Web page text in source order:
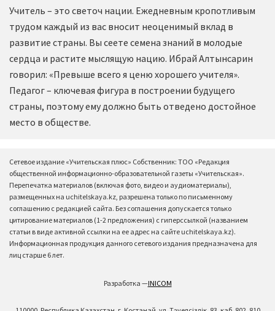
Учитель – это светоч нации. Ежедневным кропотливым
трудом каждый из вас вносит неоценимый вклад в
развитие страны. Вы сеете семена знаний в молодые
сердца и растите мыслящую нацию. Ибрай Алтынсарин
говорил: «Превыше всего я ценю хорошего учителя».
Педагог – ключевая фигура в построении будущего
страны, поэтому ему должно быть отведено достойное
место в обществе.
Сетевое издание «Учительская плюс» Собственник: ТОО «Редакция
общественной информационно-образовательной газеты «Учительская».
Перепечатка материалов (включая фото, видео и аудиоматериалы),
размещенных на uchitelskaya.kz, разрешена только по письменному
соглашению с редакцией сайта. Без соглашения допускается только
цитирование материалов (1-2 предложения) с гиперссылкой (названием
статьи в виде активной ссылки на ее адрес на сайте uchitelskaya.kz).
Информационная продукция данного сетевого издания предназначена для
лиц старше 6 лет.
Разработка —INICOM